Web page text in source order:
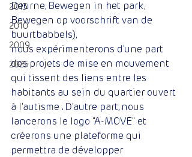
2013
2010
2009
2025
Deurne, Bewegen in het park,
Bewegen op voorschrift van de
buurtbabbels),
nous expérimenterons d'une part
des projets de mise en mouvement
qui tissent des liens entre les
habitants au sein du quartier ouvert
à l'autisme . D'autre part, nous
lancerons le logo "A-MOVE" et
créerons une plateforme qui
permettra de développer